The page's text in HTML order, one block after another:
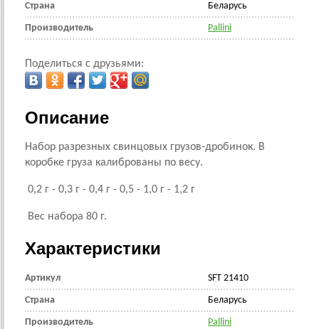
Страна Беларусь
Производитель Pallini
Поделиться с друзьями:
Описание
Набор разрезных свинцовых грузов-дробинок. В
коробке груза калиброваны по весу.
0,2 г - 0,3 г - 0,4 г - 0,5 - 1,0 г - 1,2 г
Вес набора 80 г.
Характеристики
Артикул SFT 21410
Страна Беларусь
Производитель Pallini